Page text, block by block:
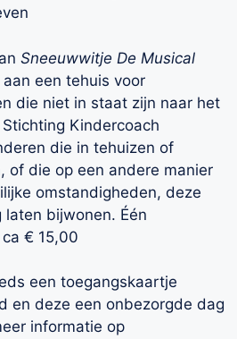
Sneeuwwitje De Musical
een tehuis voor
die niet in staat zijn naar het
Kindercoach
die in tehuizen of
of die op een andere manier
omstandigheden, deze
laten bijwonen. Één
€ 15,00
een toegangskaartje
en deze een onbezorgde dag
informatie op